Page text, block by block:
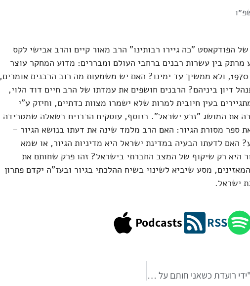
הפודקאסט "כה גיירו רבותינו" הרב מאור קיים והרב אבישי לקס
בין עשרות רבנים ברחבי העולם ומבררים: מדוע המחקר עוצר
בשנת תש"ל 1970, ולא ממשיך עד ימינו? האם יש משמעות מה רוב הרבנים אומרים,
דיון ביניהם? הרבנים חושפים את עמדתו של הרב חיים דוד הלוי,
בעין חיובית למרות שלא ישמרו מצוות כדתיים, וחיזק ע"י
את המושג "זרע ישראל". בנוסף, עוסקים הרבנים בשאלה שמטרידה
ספר מסורת הגיור: האם הרב מלמד שינה את דעתו בנושא הגיור –
האם לדעתו הבעיה במדינת ישראל היא מדיניות הגיור, או שמא
היא רק שיקוף של המצב החברתי בישראל? זהו פרק שחותם את
מסע שיביא לשינוי בשיח ההלכתי בגיור ובעז"ה יקדם פתרון
ישראל.
RSS
Podcasts
פרק 19 | "ידי רועדת כשאני חותם על הגיור": הרב גורן והגיור במדינת ישראל | פודקאסט כה גיירו רבותינו